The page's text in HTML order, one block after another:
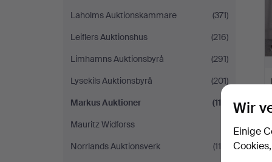
Laholms Auktionskammare
(371)
Leiflers Auktionshus
(216)
Limhamns Auktionsbyrå
(291)
Lysekils Auktionsbyrå
(201)
Markus Auktioner
(112)
Mauritz Widforss
Norrlands Auktionsverk
(115)
Wir
Einige